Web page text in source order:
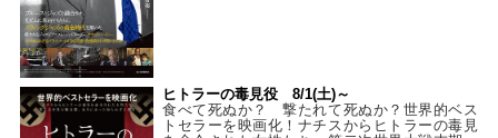
ヒトラーの毒見役 8/1(土)～
食べて死ぬか？ 撃たれて死ぬか？世界的ベス
トセラーを映画化！ナチスからヒトラーの毒見